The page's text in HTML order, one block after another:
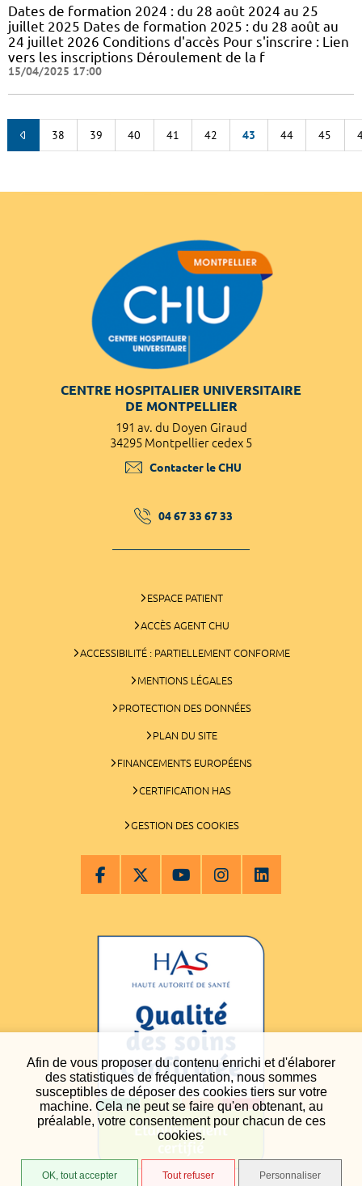
Afin de vous proposer du contenu enrichi et d'élaborer
des statistiques de fréquentation, nous sommes
susceptibles de déposer des cookies tiers sur votre
machine. Cela ne peut se faire qu'en obtenant, au
préalable, votre consentement pour chacun de ces
cookies.
OK, tout accepter Tout refuser Personnaliser
Dates de formation 2024 : du 28 août 2024 au 25
juillet 2025 Dates de formation 2025 : du 28 août au
24 juillet 2026 Conditions d'accès Pour s'inscrire : Lien
vers les inscriptions Déroulement de la f
15/04/2025 17:00
38 39 40 41 42 43 44 45
CENTRE HOSPITALIER UNIVERSITAIRE
DE MONTPELLIER
191 av. du Doyen Giraud
34295 Montpellier cedex 5
Contacter le CHU
04 67 33 67 33
ESPACE PATIENT
ACCÈS AGENT CHU
ACCESSIBILITÉ : PARTIELLEMENT CONFORME
MENTIONS LÉGALES
PROTECTION DES DONNÉES
PLAN DU SITE
FINANCEMENTS EUROPÉENS
CERTIFICATION HAS
GESTION DES COOKIES